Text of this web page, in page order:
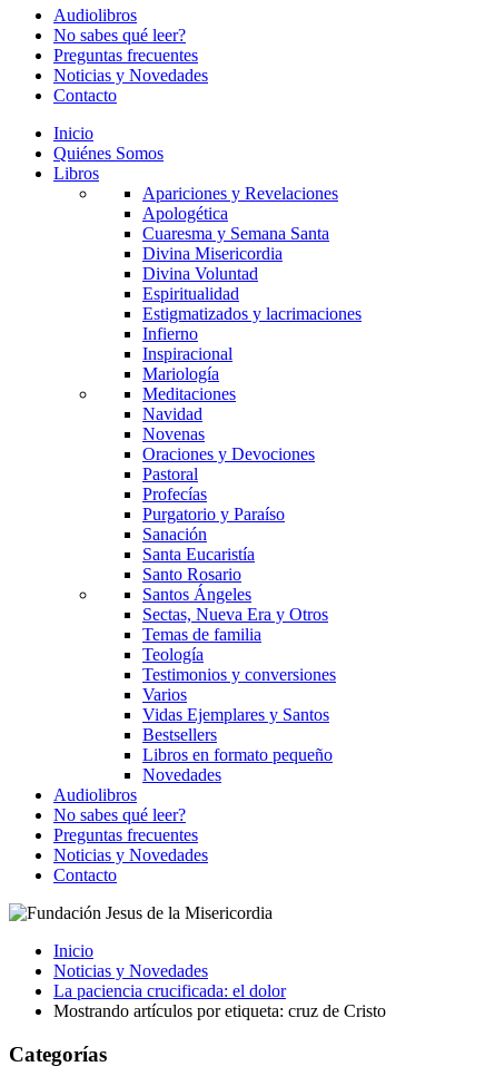
Audiolibros
No sabes qué leer?
Preguntas frecuentes
Noticias y Novedades
Contacto
Inicio
Quiénes Somos
Libros
Apariciones y Revelaciones
Apologética
Cuaresma y Semana Santa
Divina Misericordia
Divina Voluntad
Espiritualidad
Estigmatizados y lacrimaciones
Infierno
Inspiracional
Mariología
Meditaciones
Navidad
Novenas
Oraciones y Devociones
Pastoral
Profecías
Purgatorio y Paraíso
Sanación
Santa Eucaristía
Santo Rosario
Santos Ángeles
Sectas, Nueva Era y Otros
Temas de familia
Teología
Testimonios y conversiones
Varios
Vidas Ejemplares y Santos
Bestsellers
Libros en formato pequeño
Novedades
Audiolibros
No sabes qué leer?
Preguntas frecuentes
Noticias y Novedades
Contacto
Inicio
Noticias y Novedades
La paciencia crucificada: el dolor
Mostrando artículos por etiqueta: cruz de Cristo
Categorías